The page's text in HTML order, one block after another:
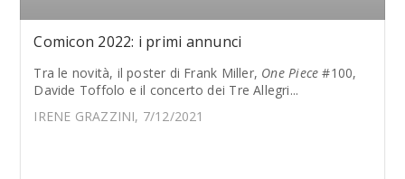
Comicon 2022: i primi annunci
Tra le novità, il poster di Frank Miller, One Piece #100,
Davide Toffolo e il concerto dei Tre Allegri...
IRENE GRAZZINI, 7/12/2021